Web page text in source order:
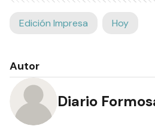
Edición Impresa Hoy
Autor
Diario